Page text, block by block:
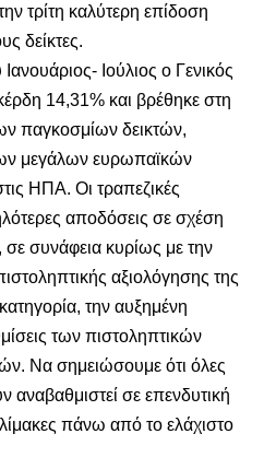
τρίτη καλύτερη επίδοση
δείκτες.
Ιούλιος ο Γενικός
14,31% και βρέθηκε στη
παγκοσμίων δεικτών,
μεγάλων ευρωπαϊκών
ΗΠΑ. Οι τραπεζικές
αποδόσεις σε σχέση
σε συνάφεια κυρίως με την
αξιολόγησης της
την αυξημένη
των πιστοληπτικών
Να σημειώσουμε ότι όλες
αναβαθμιστεί σε επενδυτική
πάνω από το ελάχιστο